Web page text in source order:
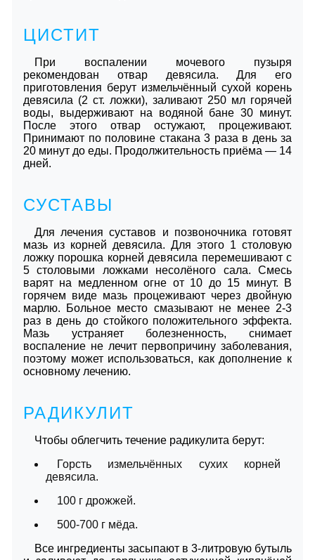
ЦИСТИТ
При воспалении мочевого пузыря
рекомендован отвар девясила. Для его
приготовления берут измельчённый сухой корень
девясила (2 ст. ложки), заливают 250 мл горячей
воды, выдерживают на водяной бане 30 минут.
После этого отвар остужают, процеживают.
Принимают по половине стакана 3 раза в день за
20 минут до еды. Продолжительность приёма — 14
дней.
СУСТАВЫ
Для лечения суставов и позвоночника готовят
мазь из корней девясила. Для этого 1 столовую
ложку порошка корней девясила перемешивают с
5 столовыми ложками несолёного сала. Смесь
варят на медленном огне от 10 до 15 минут. В
горячем виде мазь процеживают через двойную
марлю. Больное место смазывают не менее 2-3
раз в день до стойкого положительного эффекта.
Мазь устраняет болезненность, снимает
воспаление не лечит первопричину заболевания,
поэтому может использоваться, как дополнение к
основному лечению.
РАДИКУЛИТ
Чтобы облегчить течение радикулита берут:
Горсть измельчённых сухих корней
девясила.
100 г дрожжей.
500-700 г мёда.
Все ингредиенты засыпают в 3-литровую бутыль